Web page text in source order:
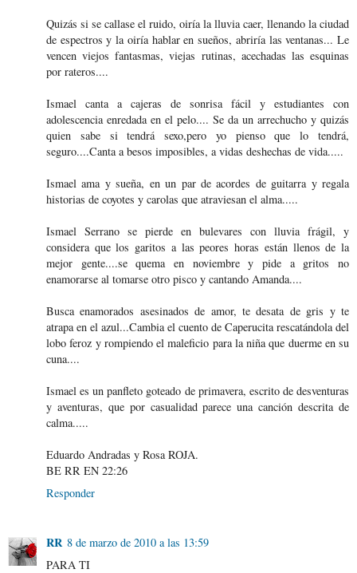
Quizás si se callase el ruido, oiría la lluvia caer, llenando la ciudad
de espectros y la oiría hablar en sueños, abriría las ventanas... Le
vencen viejos fantasmas, viejas rutinas, acechadas las esquinas
por rateros....
Ismael canta a cajeras de sonrisa fácil y estudiantes con
adolescencia enredada en el pelo.... Se da un arrechucho y quizás
quien sabe si tendrá sexo,pero yo pienso que lo tendrá,
seguro....Canta a besos imposibles, a vidas deshechas de vida.....
Ismael ama y sueña, en un par de acordes de guitarra y regala
historias de coyotes y carolas que atraviesan el alma.....
Ismael Serrano se pierde en bulevares con lluvia frágil, y
considera que los garitos a las peores horas están llenos de la
mejor gente....se quema en noviembre y pide a gritos no
enamorarse al tomarse otro pisco y cantando Amanda....
Busca enamorados asesinados de amor, te desata de gris y te
atrapa en el azul...Cambia el cuento de Caperucita rescatándola del
lobo feroz y rompiendo el maleficio para la niña que duerme en su
cuna....
Ismael es un panfleto goteado de primavera, escrito de desventuras
y aventuras, que por casualidad parece una canción descrita de
calma.....
Eduardo Andradas y Rosa ROJA.
BE RR EN 22:26
Responder
RR 8 de marzo de 2010 a las 13:59
PARA TI